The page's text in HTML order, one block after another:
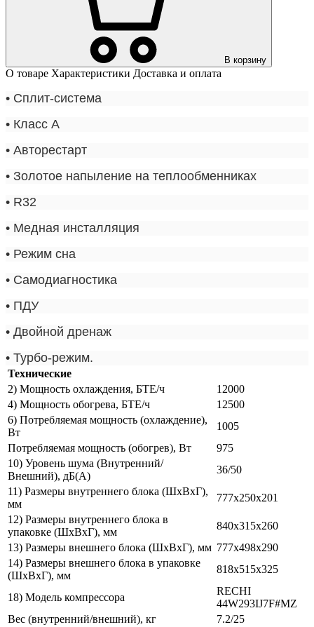
В корзину
О товаре Характеристики Доставка и оплата
• Сплит-система
• Класс A
• Авторестарт
• Золотое напыление на теплообменниках
• R32
• Медная инсталляция
• Режим сна
• Самодиагностика
• ПДУ
• Двойной дренаж
• Турбо-режим.
Технические
2) Мощность охлаждения, БТЕ/ч
12000
4) Мощность обогрева, БТЕ/ч
12500
6) Потребляемая мощность (охлаждение),
Вт
1005
Потребляемая мощность (обогрев), Вт
975
10) Уровень шума (Внутренний/
Внешний), дБ(А)
36/50
11) Размеры внутреннего блока (ШхВхГ),
мм
777х250х201
12) Размеры внутреннего блока в
упаковке (ШхВхГ), мм
840х315х260
13) Размеры внешнего блока (ШхВхГ), мм 777х498х290
14) Размеры внешнего блока в упаковке
(ШхВхГ), мм
818х515х325
18) Модель компрессора
RECHI
44W293IJ7F#MZ
Вес (внутренний/внешний), кг
7.2/25